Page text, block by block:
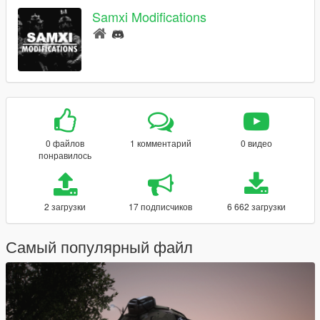
Samxi Modifications
0 файлов
понравилось
1 комментарий 0 видео
2 загрузки 17 подписчиков 6 662 загрузки
Самый популярный файл